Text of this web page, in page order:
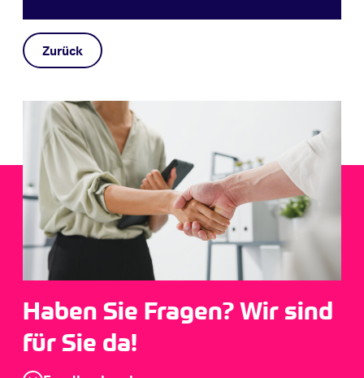
Zurück
Haben Sie Fragen? Wir sind
für Sie da!